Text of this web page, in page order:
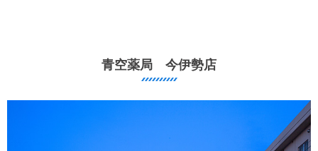
青空薬局 今伊勢店